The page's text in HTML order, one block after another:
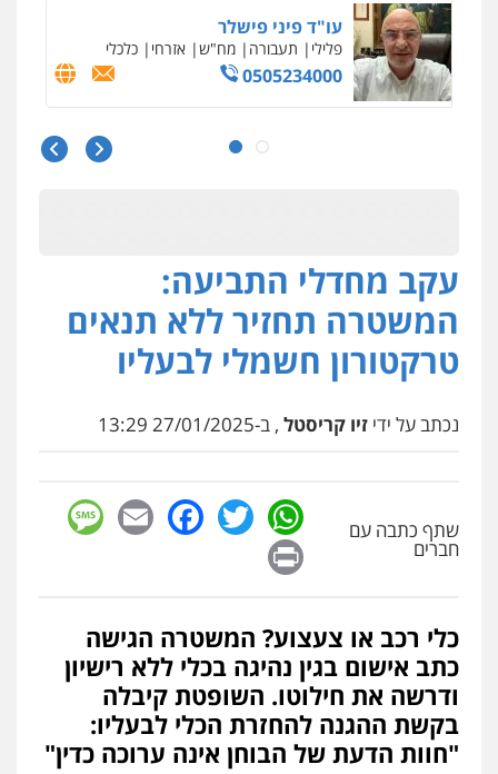
אברהם שהבזי – משרד עורכי דין
מיסים כלכלי פלילי
הון
0504456555
עו"ד דרוויש נאשף
עו"ד מוחמד סביחאת
פלילי תעבורה פשיעה כלכלית
0525077716
פלילי בטחוני צבאי נזיקין
דוד אפרים משרד עורכי דין
צווארון לבן
0506209859
עו"ד אשרף שחאדה
פלילי פשיעה חמורה מעצרים וחקירות
תעבורה
0549535659
עקב מחדלי התביעה:
המשטרה תחזיר ללא תנאים
טרקטורון חשמלי לבעליו
נכתב על ידי זיו קריסטל , ב-27/01/2025 13:29
שתף כתבה עם
חברים
WhatsApp
Twitter
Facebook
Email
כלי רכב או צעצוע? המשטרה הגישה
כתב אישום בגין נהיגה בכלי ללא רישיון
ודרשה את חילוטו. השופטת קיבלה
בקשת ההגנה להחזרת הכלי לבעליו:
"חוות הדעת של הבוחן אינה ערוכה כדין"